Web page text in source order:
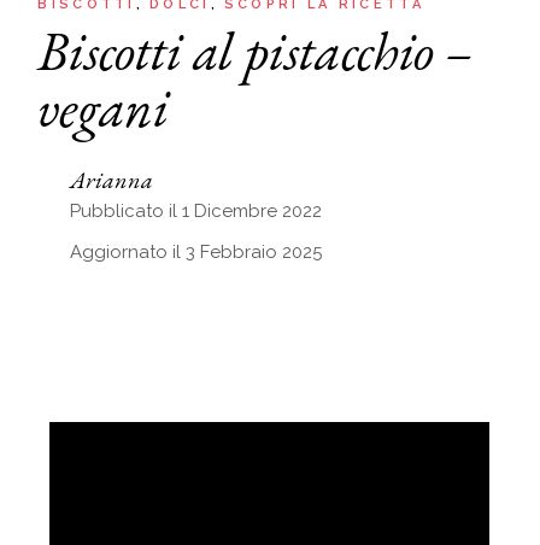
BISCOTTI
DOLCI SCOPRI LA RICETTA
Biscotti al pistacchio –
vegani
Arianna
Pubblicato il 1 Dicembre 2022
Aggiornato il 3 Febbraio 2025